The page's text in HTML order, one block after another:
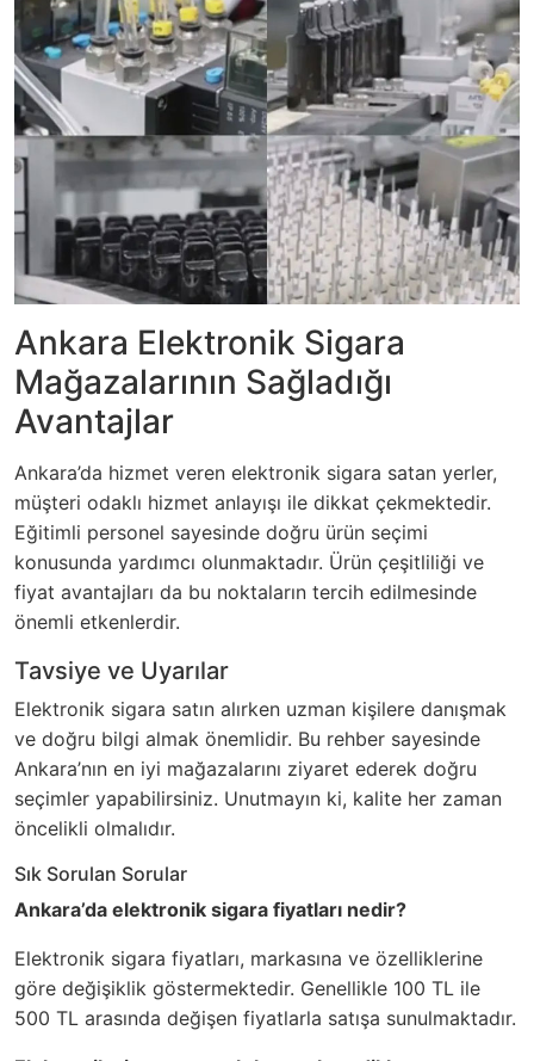
Ankara Elektronik Sigara
Mağazalarının Sağladığı
Avantajlar
Ankara’da hizmet veren elektronik sigara satan yerler,
müşteri odaklı hizmet anlayışı ile dikkat çekmektedir.
Eğitimli personel sayesinde doğru ürün seçimi
konusunda yardımcı olunmaktadır. Ürün çeşitliliği ve
fiyat avantajları da bu noktaların tercih edilmesinde
önemli etkenlerdir.
Tavsiye ve Uyarılar
Elektronik sigara satın alırken uzman kişilere danışmak
ve doğru bilgi almak önemlidir. Bu rehber sayesinde
Ankara’nın en iyi mağazalarını ziyaret ederek doğru
seçimler yapabilirsiniz. Unutmayın ki, kalite her zaman
öncelikli olmalıdır.
Sık Sorulan Sorular
Ankara’da elektronik sigara fiyatları nedir?
Elektronik sigara fiyatları, markasına ve özelliklerine
göre değişiklik göstermektedir. Genellikle 100 TL ile
500 TL arasında değişen fiyatlarla satışa sunulmaktadır.